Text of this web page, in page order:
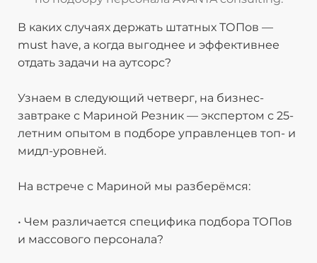
В каких случаях держать штатных ТОПов —
must have, а когда выгоднее и эффективнее
отдать задачи на аутсорс?
Узнаем в следующий четверг, на бизнес-
завтраке с Мариной Резник — экспертом с 25-
летним опытом в подборе управленцев топ- и
мидл-уровней.
На встрече с Мариной мы разберёмся:
• Чем различается специфика подбора ТОПов
и массового персонала?